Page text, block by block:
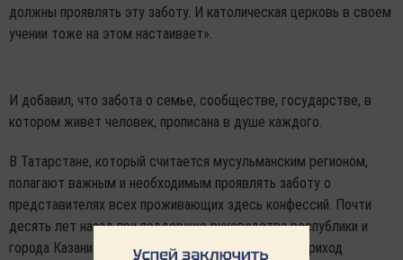
должны проявлять эту заботу. И католическая церковь в своем
учении тоже на этом настаивает».
И добавил, что забота о семье, сообществе, государстве, в
котором живет человек, прописана в душе каждого.
В Татарстане, который считается мусульманским регионом,
полагают важным и необходимым проявлять заботу о
представителях всех проживающих здесь конфессий. Почти
десять лет назад при поддержке руководства республики и
города Казани был открыт римско-католический приход